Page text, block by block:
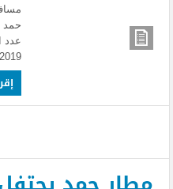
عدد
2019 ال ...